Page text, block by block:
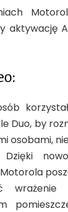
aktywację
Duo, by
osobami,
wrażenie